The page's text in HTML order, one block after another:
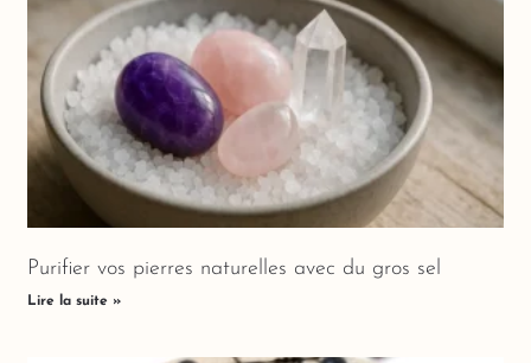
Purifier vos pierres naturelles avec du gros sel
Lire la suite »